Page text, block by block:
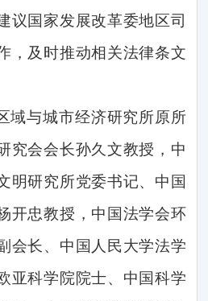
议国家发展改革委地区司
，及时推动相关法律条文
域与城市经济研究所原所
究会会长孙久文教授，中
明研究所党委书记、中国
开忠教授，中国法学会环
会长、中国人民大学法学
亚科学院院士、中国科学